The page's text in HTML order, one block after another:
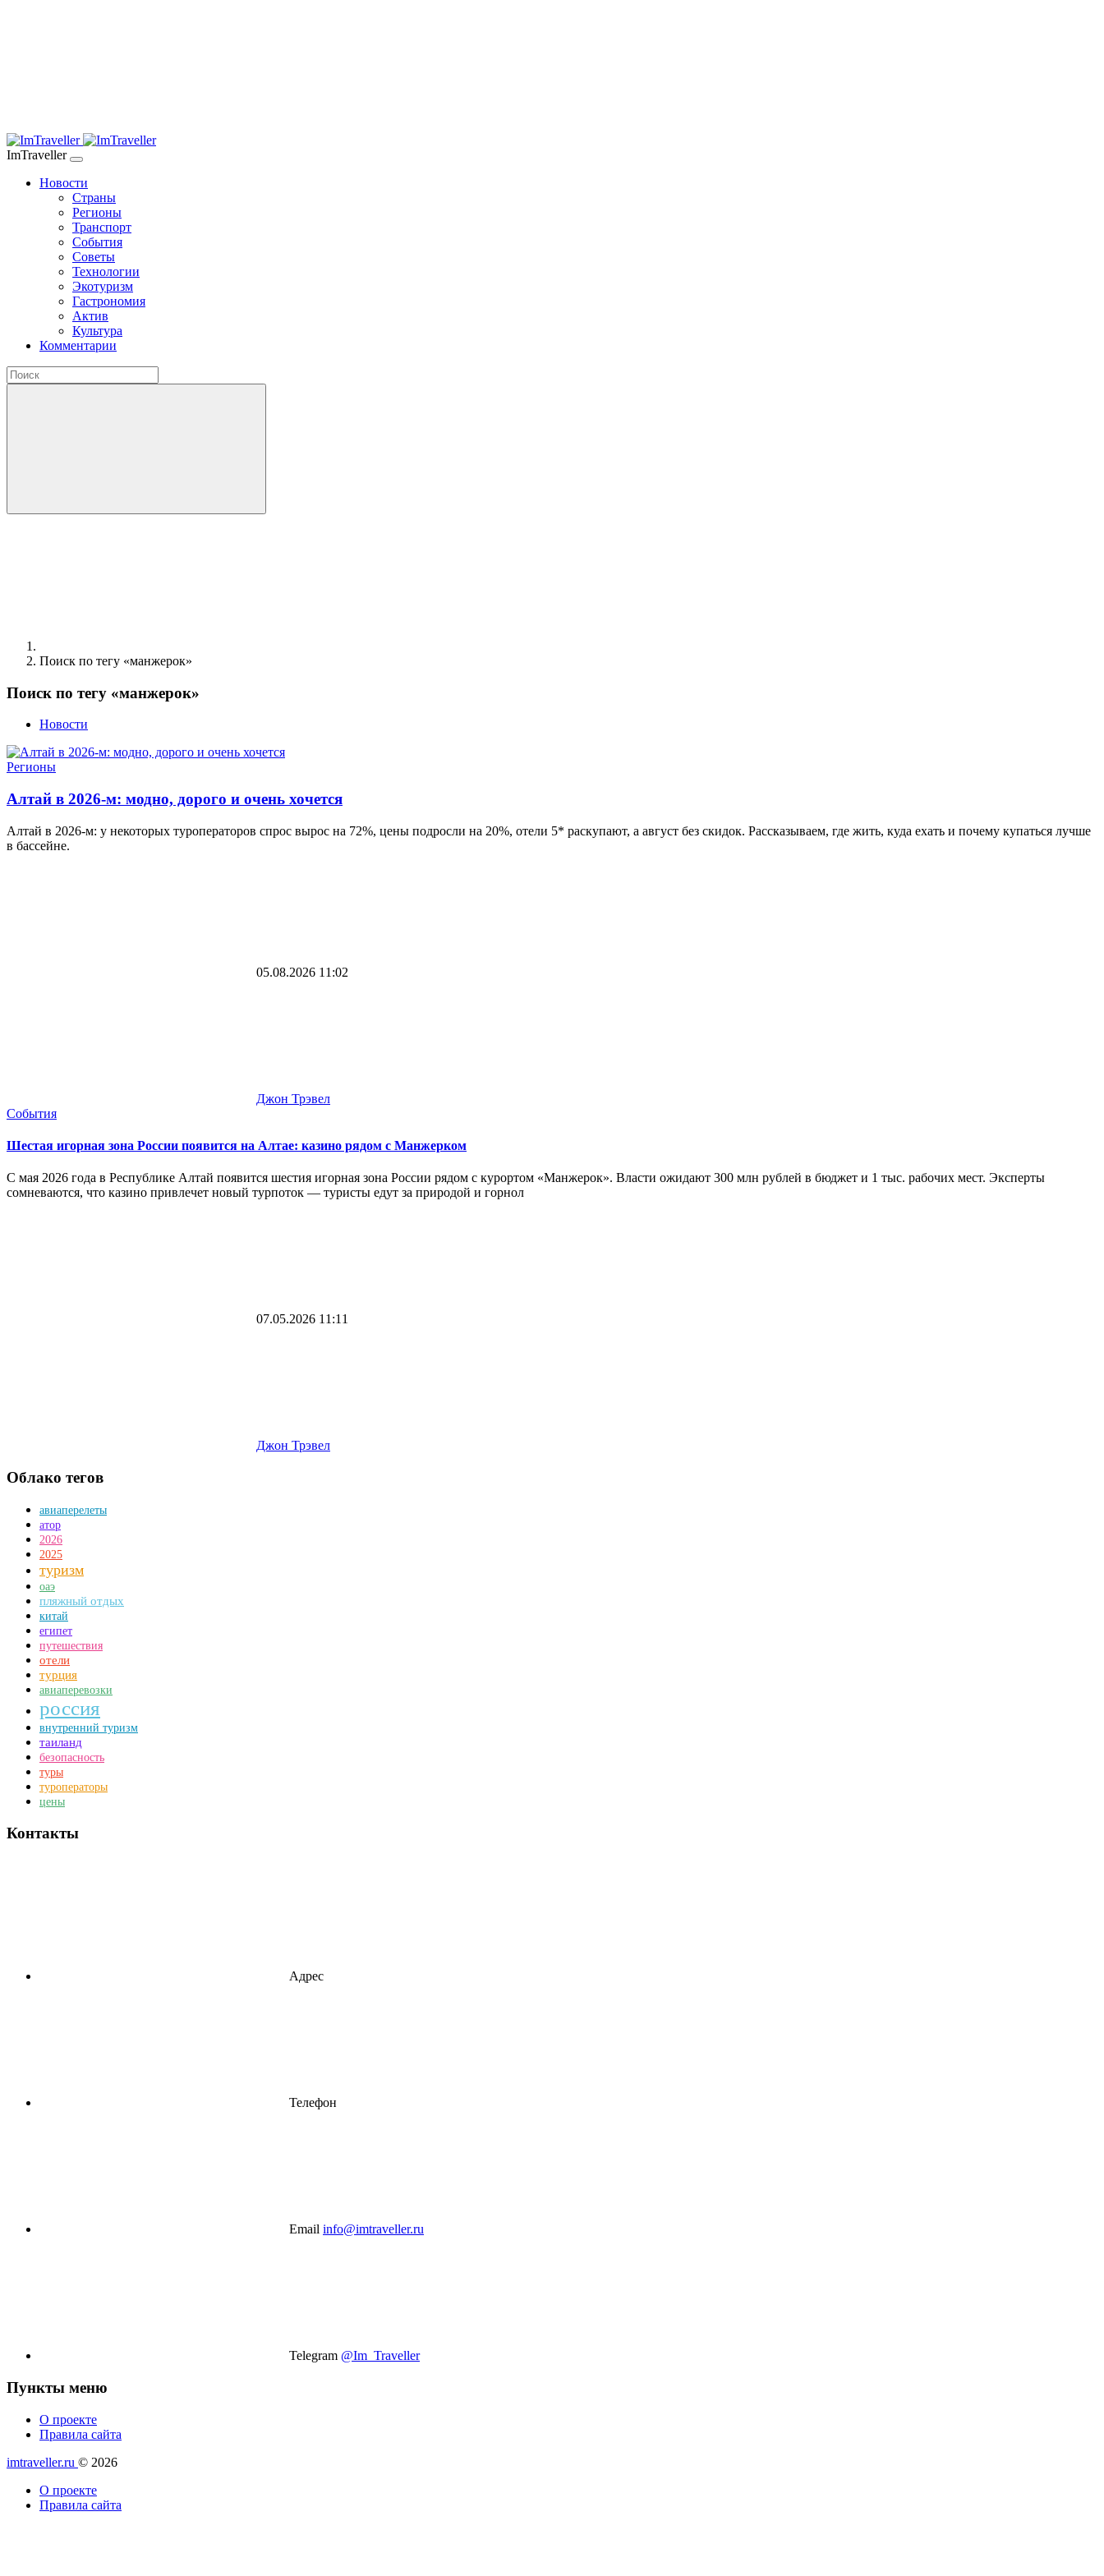
ImTraveller
Новости
Страны
Регионы
Транспорт
События
Советы
Технологии
Экотуризм
Гастрономия
Актив
Культура
Комментарии
Поиск по тегу «манжерок»
Поиск по тегу «манжерок»
Новости
Регионы
Алтай в 2026-м: модно, дорого и очень хочется
Алтай в 2026-м: у некоторых туроператоров спрос вырос на 72%, цены подросли на 20%, отели 5* раскупают, а август без скидок. Рассказываем, где жить, куда ехать и почему купаться лучше
в бассейне.
05.08.2026 11:02
Джон Трэвел
События
Шестая игорная зона России появится на Алтае: казино рядом с Манжерком
С мая 2026 года в Республике Алтай появится шестия игорная зона России рядом с курортом «Манжерок». Власти ожидают 300 млн рублей в бюджет и 1 тыс. рабочих мест. Эксперты
сомневаются, что казино привлечет новый турпоток — туристы едут за природой и горнол
07.05.2026 11:11
Джон Трэвел
Облако тегов
авиаперелеты
атор
2026
2025
туризм
оаэ
пляжный отдых
китай
египет
путешествия
отели
турция
авиаперевозки
россия
внутренний туризм
таиланд
безопасность
туры
туроператоры
цены
Контакты
Адрес
Телефон
Email info@imtraveller.ru
Telegram @Im_Traveller
Пункты меню
О проекте
Правила сайта
imtraveller.ru © 2026
О проекте
Правила сайта